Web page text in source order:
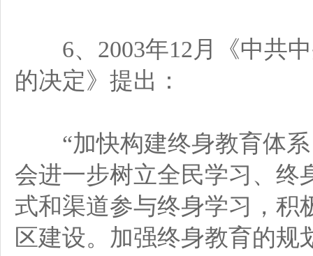
6、2003年12月《中共中
的决定》提出：
“加快构建终身教育体系
会进一步树立全民学习、终
式和渠道参与终身学习，积
区建设。加强终身教育的